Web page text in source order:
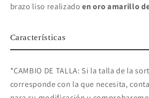
brazo liso realizadoen oro amarillo
Características
*CAMBIO DE TALLA: Si la talla de la
corresponde con la que necesita,